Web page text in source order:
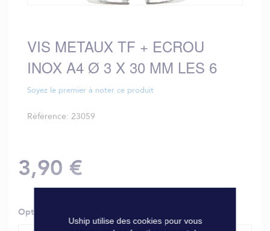
the
beginning
of
the
images
VIS METAUX TF + ECROU
INOX A4 Ø 3 X 30 MM LES 6
Soyez le premier à noter ce produit
Référence 23059
3,90 €
Options
Uship utilise des cookies pour vous